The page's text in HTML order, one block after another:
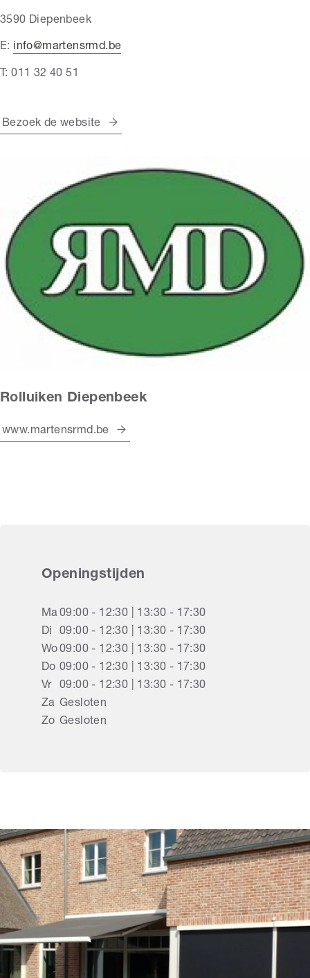
3590 Diepenbeek
E: info@martensrmd.be
T: 011 32 40 51
Bezoek de website
Rolluiken Diepenbeek
www.martensrmd.be
Openingstijden
Ma09:00 - 12:30 | 13:30 - 17:30
Di
09:00 - 12:30 | 13:30 - 17:30
Wo09:00 - 12:30 | 13:30 - 17:30
Do 09:00 - 12:30 | 13:30 - 17:30
Vr
09:00 - 12:30 | 13:30 - 17:30
Za Gesloten
Zo Gesloten